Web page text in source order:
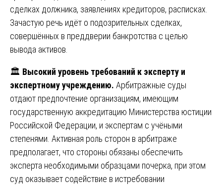
сделках должника, заявлениях кредиторов, расписках.
Зачастую речь идёт о подозрительных сделках,
совершённых в преддверии банкротства с целью
вывода активов.
🏛️ Высокий уровень требований к эксперту и
экспертному учреждению. Арбитражные суды
отдают предпочтение организациям, имеющим
государственную аккредитацию Министерства юстиции
Российской Федерации, и экспертам с учёными
степенями. Активная роль сторон в арбитраже
предполагает, что стороны обязаны обеспечить
эксперта необходимыми образцами почерка, при этом
суд оказывает содействие в истребовании